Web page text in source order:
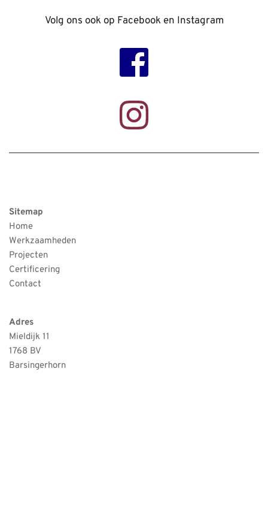
Volg ons ook op Facebook en Instagram
Sitemap
Home
Werkzaamheden
Projecten
Certificering
Contact
Adres
Mieldijk 11
1768 BV
Barsingerhorn